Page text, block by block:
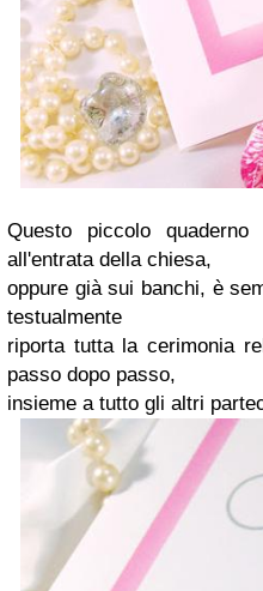
Questo piccolo
all'entrata della chiesa,
oppure già sui banchi, è
testualmente
riporta tutta la cerimonia
passo dopo passo,
insieme a tutto gli altri